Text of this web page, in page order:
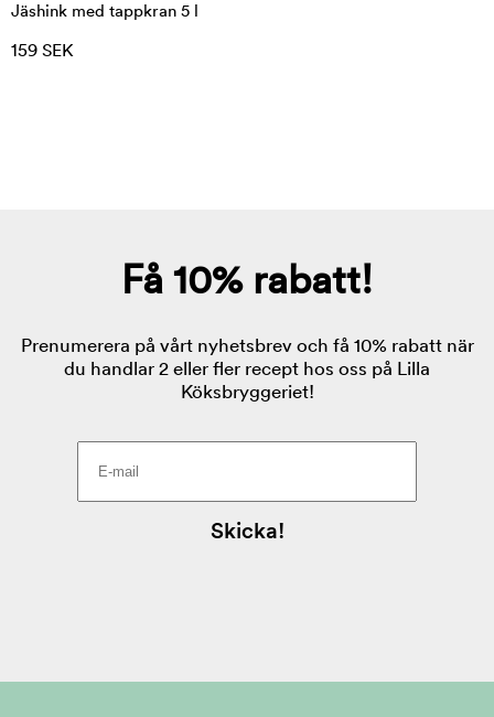
Jäshink med tappkran 5 l
159 SEK